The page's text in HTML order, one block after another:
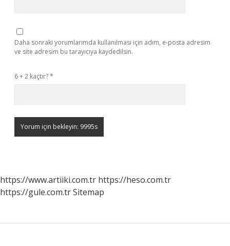
Daha sonraki yorumlarımda kullanılması için adım, e-posta adresim
ve site adresim bu tarayıcıya kaydedilsin.
6 + 2 kaçtır?*
https://www.artiiki.com.tr https://heso.com.tr
https://gule.com.trSitemap